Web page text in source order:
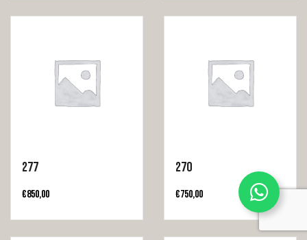
gekomen!
In verband met de zomervakantie zijn wij gesloten
277
€850,00
270
€750,00